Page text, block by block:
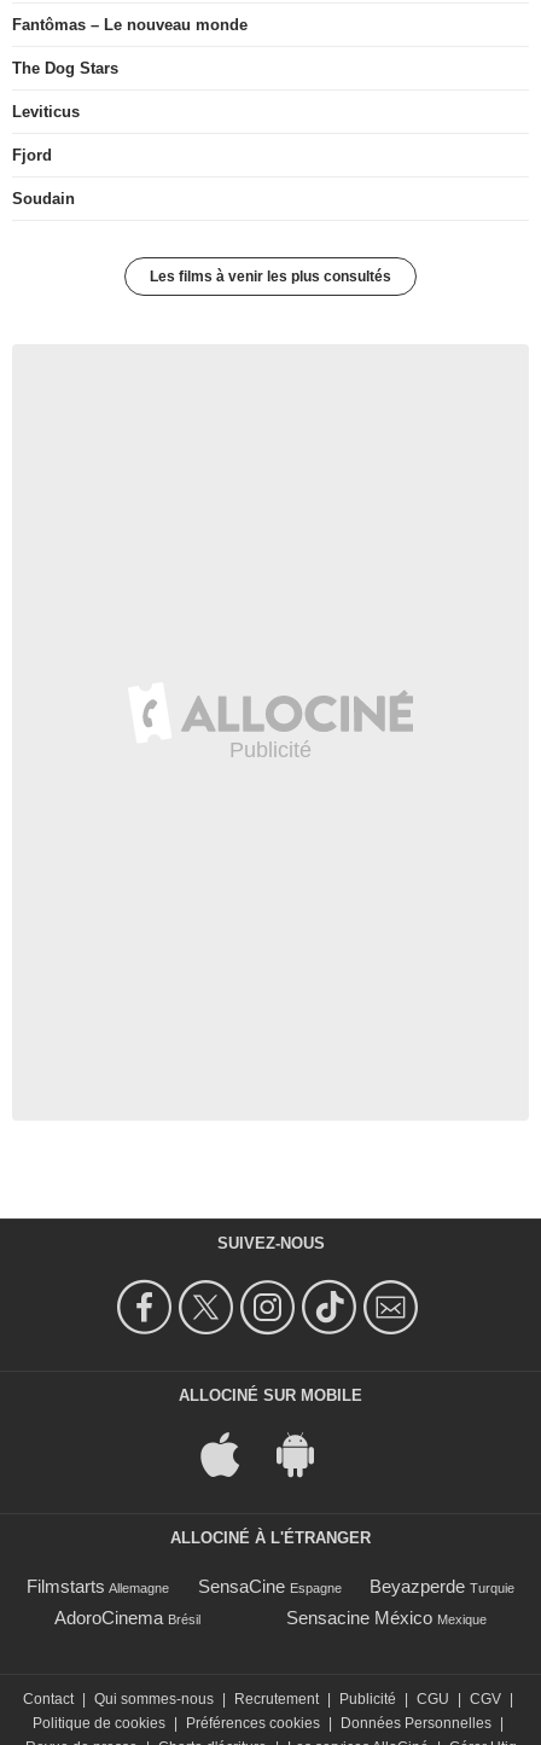
Fantômas – Le nouveau monde
The Dog Stars
Leviticus
Fjord
Soudain
Les films à venir les plus consultés
SUIVEZ-NOUS
ALLOCINÉ SUR MOBILE
ALLOCINÉ À L'ÉTRANGER
Filmstarts Allemagne SensaCine Espagne Beyazperde Turquie
AdoroCinema Brésil Sensacine México Mexique
Contact Qui sommes-nous Recrutement Publicité CGU CGV
Politique de cookies
Préférences cookies Données Personnelles